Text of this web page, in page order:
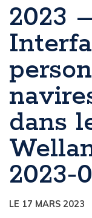
2023
dans
LE 17 MARS 2023